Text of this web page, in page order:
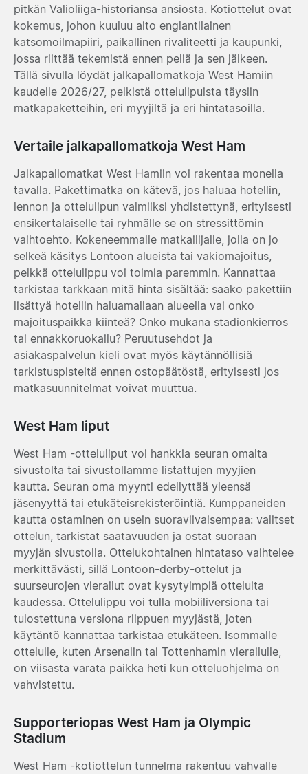
pitkän Valioliiga-historiansa ansiosta. Kotiottelut ovat
kokemus, johon kuuluu aito englantilainen
katsomoilmapiiri, paikallinen rivaliteetti ja kaupunki,
jossa riittää tekemistä ennen peliä ja sen jälkeen.
Tällä sivulla löydät jalkapallomatkoja West Hamiin
kaudelle 2026/27, pelkistä ottelulipuista täysiin
matkapaketteihin, eri myyjiltä ja eri hintatasoilla.
Vertaile jalkapallomatkoja West Ham
Jalkapallomatkat West Hamiin voi rakentaa monella
tavalla. Pakettimatka on kätevä, jos haluaa hotellin,
lennon ja ottelulipun valmiiksi yhdistettynä, erityisesti
ensikertalaiselle tai ryhmälle se on stressittömin
vaihtoehto. Kokeneemmalle matkailijalle, jolla on jo
selkeä käsitys Lontoon alueista tai vakiomajoitus,
pelkkä ottelulippu voi toimia paremmin. Kannattaa
tarkistaa tarkkaan mitä hinta sisältää: saako pakettiin
lisättyä hotellin haluamallaan alueella vai onko
majoituspaikka kiinteä? Onko mukana stadionkierros
tai ennakkoruokailu? Peruutusehdot ja
asiakaspalvelun kieli ovat myös käytännöllisiä
tarkistuspisteitä ennen ostopäätöstä, erityisesti jos
matkasuunnitelmat voivat muuttua.
West Ham liput
West Ham -otteluliput voi hankkia seuran omalta
sivustolta tai sivustollamme listattujen myyjien
kautta. Seuran oma myynti edellyttää yleensä
jäsenyyttä tai etukäteisrekisteröintiä. Kumppaneiden
kautta ostaminen on usein suoraviivaisempaa: valitset
ottelun, tarkistat saatavuuden ja ostat suoraan
myyjän sivustolla. Ottelukohtainen hintataso vaihtelee
merkittävästi, sillä Lontoon-derby-ottelut ja
suurseurojen vierailut ovat kysytyimpiä otteluita
kaudessa. Ottelulippu voi tulla mobiiliversiona tai
tulostettuna versiona riippuen myyjästä, joten
käytäntö kannattaa tarkistaa etukäteen. Isommalle
ottelulle, kuten Arsenalin tai Tottenhamin vierailulle,
on viisasta varata paikka heti kun otteluohjelma on
vahvistettu.
Supporteriopas West Ham ja Olympic
Stadium
West Ham -kotiottelun tunnelma rakentuu vahvalle